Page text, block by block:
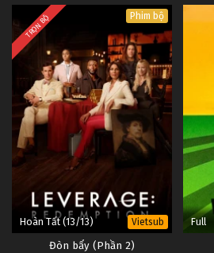
TRỌN BỘ Phim bộ
Hoàn Tất (13/13) Vietsub
Đòn bẩy (Phần 2)
Full